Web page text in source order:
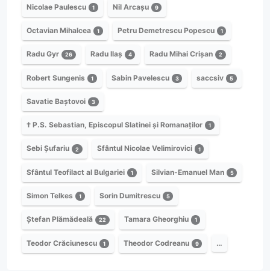
Nicolae Paulescu 1 Nil Arcașu 9
Octavian Mihalcea 1 Petru Demetrescu Popescu 1
Radu Gyr 26 Radu Ilaș 4 Radu Mihai Crișan 2
Robert Sungenis 1 Sabin Pavelescu 3 saccsiv 5
Savatie Baștovoi 3
† P.S. Sebastian, Episcopul Slatinei și Romanaților 1
Sebi Șufariu 2 Sfântul Nicolae Velimirovici 1
Sfântul Teofilact al Bulgariei 1 Silvian-Emanuel Man 5
Simon Telkes 1 Sorin Dumitrescu 5
Ștefan Plămădeală 22 Tamara Gheorghiu 1
Teodor Crăciunescu 1 Theodor Codreanu 9 …